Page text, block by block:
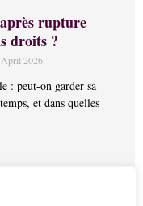
rupture
droits ?
2026
: peut-on garder sa
et dans quelles